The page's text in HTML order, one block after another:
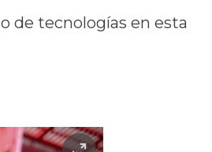
de tecnologías en esta